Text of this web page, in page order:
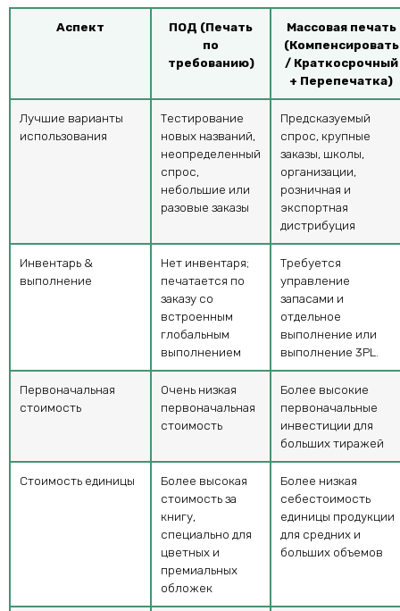
Аспект
ПОД (Печать
по
требованию)
Массовая печать
(Компенсировать
/ Краткосрочный
+ Перепечатка)
Лучшие варианты
использования
Тестирование
новых названий,
неопределенный
спрос,
небольшие или
разовые заказы
Предсказуемый
спрос, крупные
заказы, школы,
организации,
розничная и
экспортная
дистрибуция
Инвентарь &
выполнение
Нет инвентаря;
печатается по
заказу со
встроенным
глобальным
выполнением
Требуется
управление
запасами и
отдельное
выполнение или
выполнение 3PL.
Первоначальная
стоимость
Очень низкая
первоначальная
стоимость
Более высокие
первоначальные
инвестиции для
больших тиражей
Стоимость единицы
Более высокая
стоимость за
книгу,
специально для
цветных и
премиальных
обложек
Более низкая
себестоимость
единицы продукции
для средних и
больших объемов